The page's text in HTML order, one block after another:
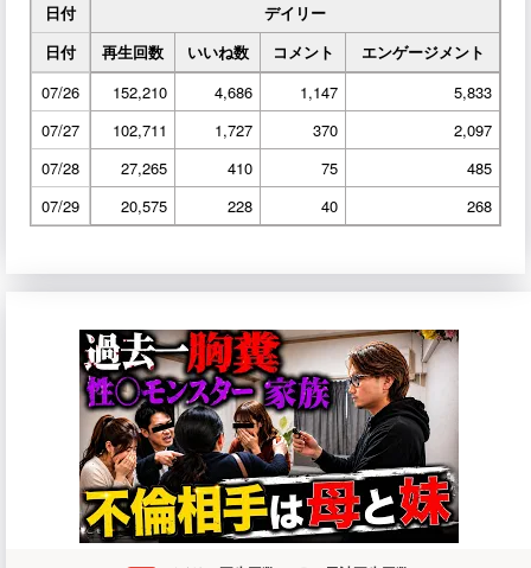
日付
デイリー
日付
再生回数 いいね数 コメント
エンゲージメント
07/26
152,210 4,686 1,147
5,833
07/27
102,711 1,727 370
2,097
07/28
27,265 410 75
485
07/29
20,575 228 40 268